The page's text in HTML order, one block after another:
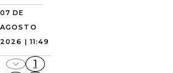
07 DE
AGOSTO
2026 | 11:49
1